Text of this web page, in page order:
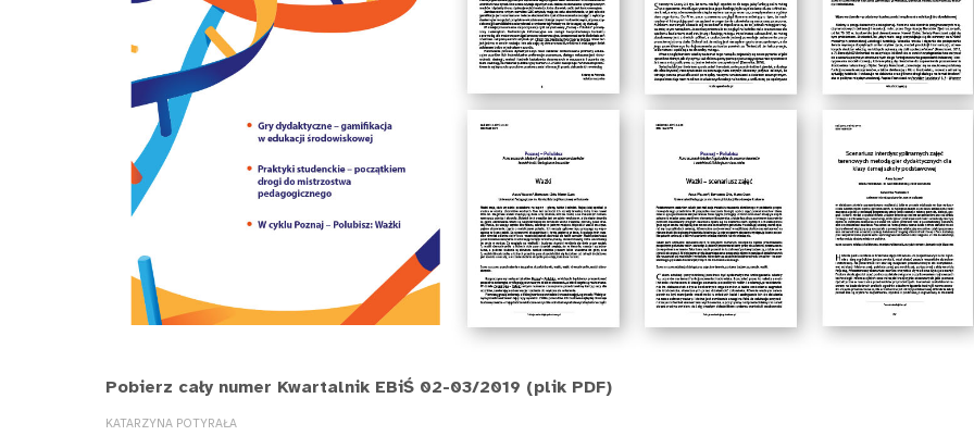
Pobierz cały numer Kwartalnik EBiŚ 02-03/2019 (plik PDF)
KATARZYNA POTYRAŁA